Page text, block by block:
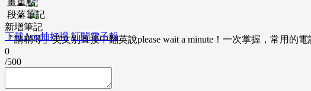
下載App抽好禮 訂閱電子報
畫重點
段落筆記
新增筆記
「請稍等」英文別直接中翻英說please wait a minute！一次掌握，常用的
0
/500